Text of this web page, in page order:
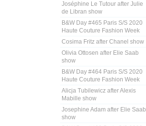
Joséphine Le Tutour after Julie
de Libran show
B&W Day #465 Paris S/S 2020
Haute Couture Fashion Week
Cosima Fritz after Chanel show
Olivia Ottosen after Elie Saab
show
B&W Day #464 Paris S/S 2020
Haute Couture Fashion Week
Alicja Tubilewicz after Alexis
Mabille show
Josephine Adam after Elie Saab
show